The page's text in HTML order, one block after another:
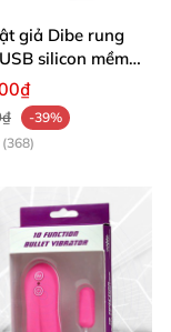
giả Dibe rung
silicon mềm
-39%
(368)